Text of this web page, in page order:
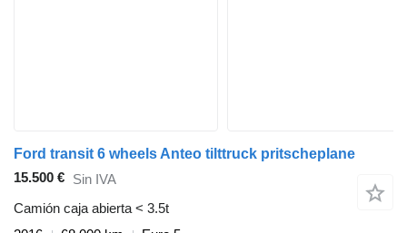
Ford transit 6 wheels Anteo tilttruck pritscheplane
15.500 € Sin IVA
Camión caja abierta < 3.5t